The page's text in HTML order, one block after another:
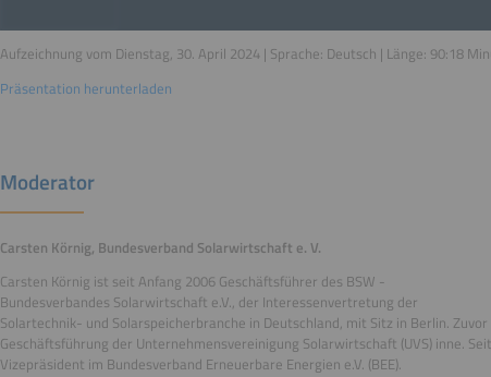
Aufzeichnung vom Dienstag, 30. April 2024 | Sprache: Deutsch | Länge: 90:18
Präsentation herunterladen
Moderator
Carsten Körnig, Bundesverband Solarwirtschaft e. V.
Carsten Körnig ist seit Anfang 2006 Geschäftsführer des BSW -
Bundesverbandes Solarwirtschaft e.V., der Interessenvertretung der
Solartechnik- und Solarspeicherbranche in Deutschland, mit Sitz in Berlin.
Geschäftsführung der Unternehmensvereinigung Solarwirtschaft (UVS) inne.
Vizepräsident im Bundesverband Erneuerbare Energien e.V. (BEE).